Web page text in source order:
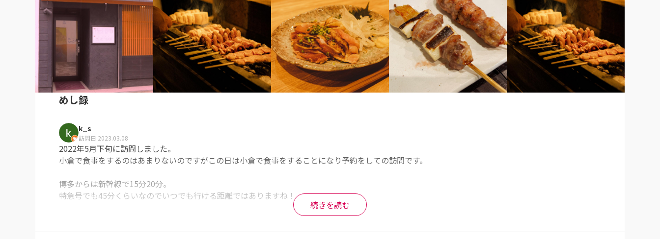
めし録
k_s
訪問日 2023.03.08
2022年5月下旬に訪問しました。
小倉で食事をするのはあまりないのですがこの日は小倉で食事をすることになり予約をしての訪問です。
博多からは新幹線で15分20分。
特急号でも45分くらいなのでいつでも行ける距離ではありますね！
平日の早い時間でしたが店内は早い時間からそこそこ埋まっていて驚きました！
続きを読む